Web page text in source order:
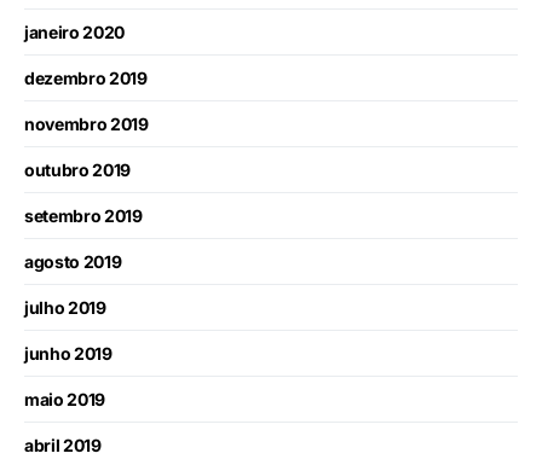
janeiro 2020
dezembro 2019
novembro 2019
outubro 2019
setembro 2019
agosto 2019
julho 2019
junho 2019
maio 2019
abril 2019